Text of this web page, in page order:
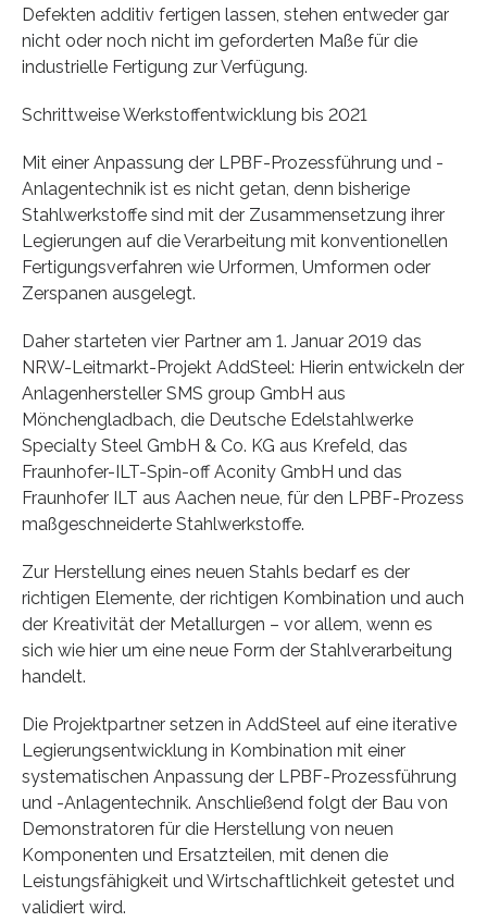
Defekten additiv fertigen lassen, stehen entweder gar
nicht oder noch nicht im geforderten Maße für die
industrielle Fertigung zur Verfügung.
Schrittweise Werkstoffentwicklung bis 2021
Mit einer Anpassung der LPBF-Prozessführung und -
Anlagentechnik ist es nicht getan, denn bisherige
Stahlwerkstoffe sind mit der Zusammensetzung ihrer
Legierungen auf die Verarbeitung mit konventionellen
Fertigungsverfahren wie Urformen, Umformen oder
Zerspanen ausgelegt.
Daher starteten vier Partner am 1. Januar 2019 das
NRW-Leitmarkt-Projekt AddSteel: Hierin entwickeln der
Anlagenhersteller SMS group GmbH aus
Mönchengladbach, die Deutsche Edelstahlwerke
Specialty Steel GmbH & Co. KG aus Krefeld, das
Fraunhofer-ILT-Spin-off Aconity GmbH und das
Fraunhofer ILT aus Aachen neue, für den LPBF-Prozess
maßgeschneiderte Stahlwerkstoffe.
Zur Herstellung eines neuen Stahls bedarf es der
richtigen Elemente, der richtigen Kombination und auch
der Kreativität der Metallurgen – vor allem, wenn es
sich wie hier um eine neue Form der Stahlverarbeitung
handelt.
Die Projektpartner setzen in AddSteel auf eine iterative
Legierungsentwicklung in Kombination mit einer
systematischen Anpassung der LPBF-Prozessführung
und -Anlagentechnik. Anschließend folgt der Bau von
Demonstratoren für die Herstellung von neuen
Komponenten und Ersatzteilen, mit denen die
Leistungsfähigkeit und Wirtschaftlichkeit getestet und
validiert wird.